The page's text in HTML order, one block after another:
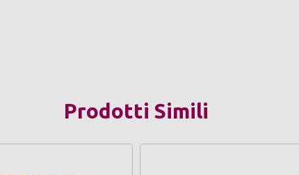
Prodotti Simili